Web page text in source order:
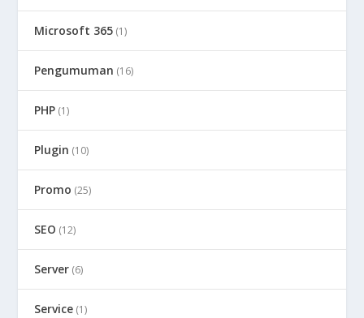
Microsoft 365 (1)
Pengumuman (16)
PHP (1)
Plugin (10)
Promo (25)
SEO (12)
Server (6)
Service (1)